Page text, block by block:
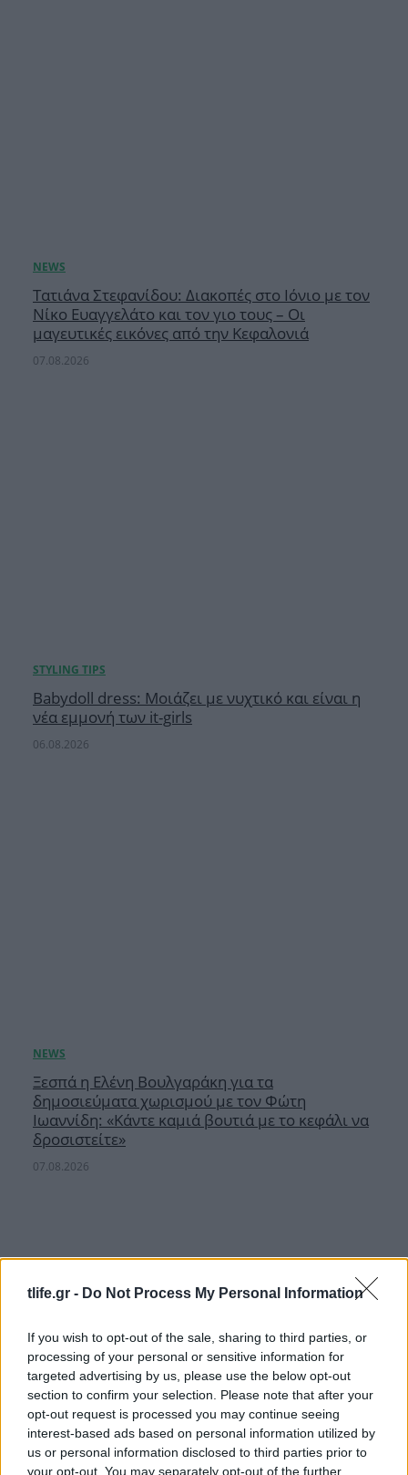
tlife.gr - Do Not Process My Personal Information
If you wish to opt-out of the sale, sharing to third parties, or
processing of your personal or sensitive information for
targeted advertising by us, please use the below opt-out
section to confirm your selection. Please note that after your
opt-out request is processed you may continue seeing
interest-based ads based on personal information utilized by
us or personal information disclosed to third parties prior to
your opt-out. You may separately opt-out of the further
Τατιάνα Στεφανίδου: Διακοπές στο Ιόνιο με τον
Νίκο Ευαγγελάτο και τον γιο τους – Οι
μαγευτικές εικόνες από την Κεφαλονιά
07.08.2026
Babydoll dress: Μοιάζει με νυχτικό και είναι η
νέα εμμονή των it-girls
06.08.2026
Ξεσπά η Ελένη Βουλγαράκη για τα
δημοσιεύματα χωρισμού με τον Φώτη
Ιωαννίδη: «Κάντε καμιά βουτιά με το κεφάλι να
δροσιστείτε»
07.08.2026